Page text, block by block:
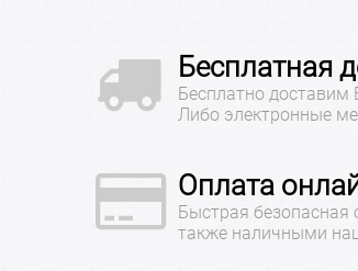
Бесплатная
Бесплатно доставим
Либо электронные
Оплата
Быстрая
также наличными